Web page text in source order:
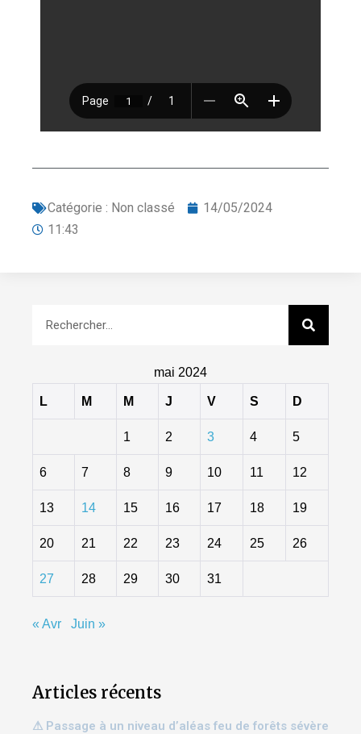
Catégorie : Non classé
14/05/2024
11:43
mai 2024
L M M J V S D
1 2 3 4 5
6 7 8 9 10 11 12
13 14 15 16 17 18 19
20 21 22 23 24 25 26
27 28 29 30 31
« Avr Juin »
Articles récents
⚠ Passage à un niveau d’aléas feu de forêts sévère